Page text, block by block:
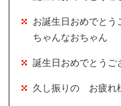
お誕生日おめでとう
ちゃんなおちゃん
誕生日おめでとうご
久し振りの お疲れ